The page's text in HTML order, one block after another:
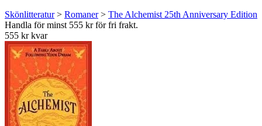
Skönlitteratur> Romaner> The Alchemist 25th Anniversary Edition
Handla för minst 555 kr för fri frakt.
555 kr kvar